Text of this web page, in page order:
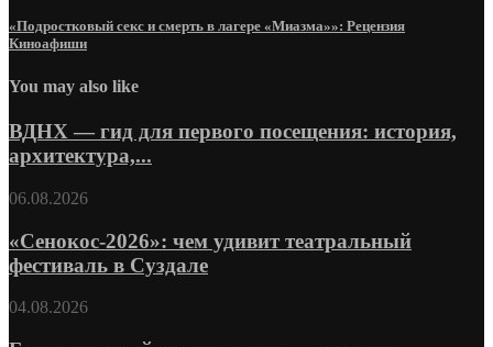
«Подростковый секс и смерть в лагере «Миазма»»: Рецензия
Киноафиши
You may also like
ВДНХ — гид для первого посещения: история,
архитектура,...
06.08.2026
«Сенокос-2026»: чем удивит театральный
фестиваль в Суздале
04.08.2026